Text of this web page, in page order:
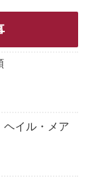
ヘイル・メア